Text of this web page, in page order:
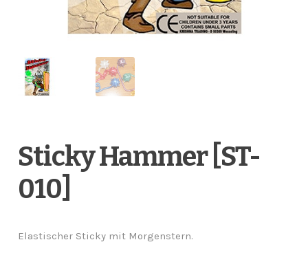
Sticky Hammer [ST-
010]
Elastischer Sticky mit Morgenstern.